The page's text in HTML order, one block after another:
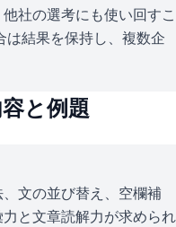
社の選考にも使い回すこ
は結果を保持し、複数企
と例題
文の並び替え、空欄補
と文章読解力が求められ